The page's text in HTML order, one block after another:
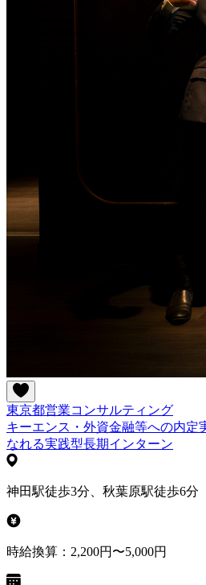
東京都営業コンサルティング
キーエンス・外資金融等への内定
なれる実践型長期インターン
神田駅徒歩3分、秋葉原駅徒歩6分
時給換算：2,200円〜5,000円